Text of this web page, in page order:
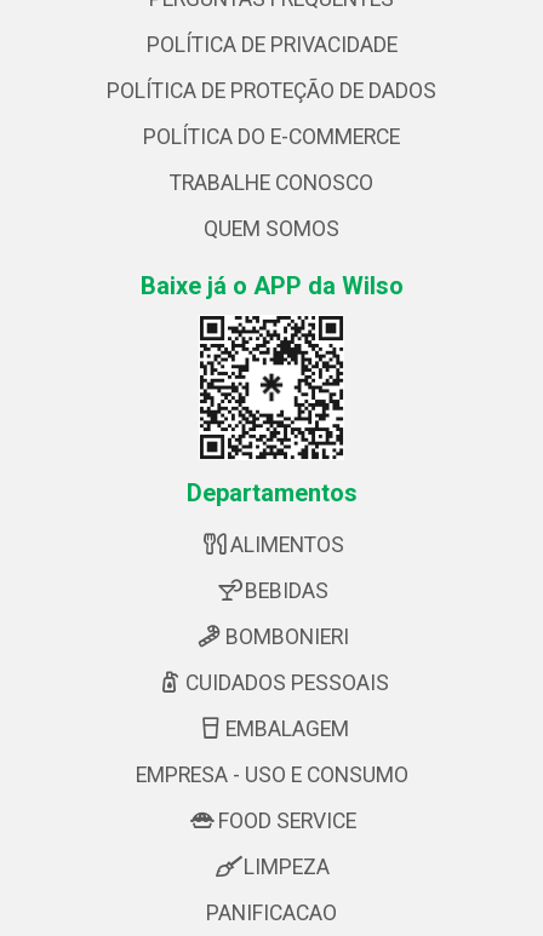
POLÍTICA DE PRIVACIDADE
POLÍTICA DE PROTEÇÃO DE DADOS
POLÍTICA DO E-COMMERCE
TRABALHE CONOSCO
QUEM SOMOS
Baixe já o APP da Wilso
Departamentos
ALIMENTOS
BEBIDAS
BOMBONIERI
CUIDADOS PESSOAIS
EMBALAGEM
EMPRESA - USO E CONSUMO
FOOD SERVICE
LIMPEZA
PANIFICACAO